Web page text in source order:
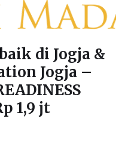
di Jogja &
Jogja –
1,9 jt